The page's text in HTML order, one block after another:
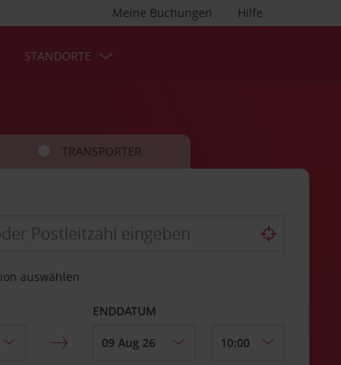
Hilfe
Meine Buchungen
STANDORTE
TRANSPORTER
auswählen
ENDDATUM